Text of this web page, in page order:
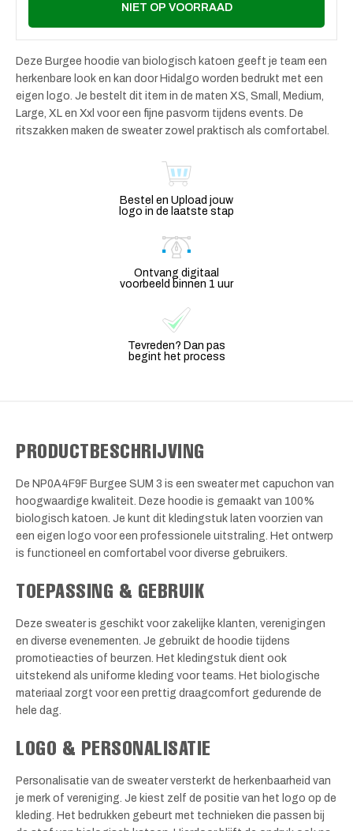
NIET OP VOORRAAD
Deze Burgee hoodie van biologisch katoen geeft je team een
herkenbare look en kan door Hidalgo worden bedrukt met een
eigen logo. Je bestelt dit item in de maten XS, Small, Medium,
Large, XL en Xxl voor een fijne pasvorm tijdens events. De
ritszakken maken de sweater zowel praktisch als comfortabel.
Bestel en Upload jouw
logo in de laatste stap
Ontvang digitaal
voorbeeld binnen 1 uur
Tevreden? Dan pas
begint het process
PRODUCTBESCHRIJVING
De NP0A4F9F Burgee SUM 3 is een sweater met capuchon van
hoogwaardige kwaliteit. Deze hoodie is gemaakt van 100%
biologisch katoen. Je kunt dit kledingstuk laten voorzien van
een eigen logo voor een professionele uitstraling. Het ontwerp
is functioneel en comfortabel voor diverse gebruikers.
TOEPASSING & GEBRUIK
Deze sweater is geschikt voor zakelijke klanten, verenigingen
en diverse evenementen. Je gebruikt de hoodie tijdens
promotieacties of beurzen. Het kledingstuk dient ook
uitstekend als uniforme kleding voor teams. Het biologische
materiaal zorgt voor een prettig draagcomfort gedurende de
hele dag.
LOGO & PERSONALISATIE
Personalisatie van de sweater versterkt de herkenbaarheid van
je merk of vereniging. Je kiest zelf de positie van het logo op de
kleding. Het bedrukken gebeurt met technieken die passen bij